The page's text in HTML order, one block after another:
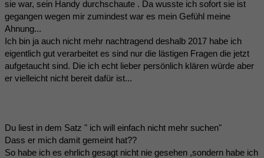
sie war, sein Handy durchschaute . Da wusste ich sofort sie ist
gegangen wegen mir zumindest war es mein Gefühl meine
Ahnung...
Ich bin ja auch nicht mehr nachtragend deshalb 2017 habe ich
eigentlich gut verarbeitet es sind nur die lästigen Fragen die jetzt
aufgetaucht sind. Die ich echt lieber persönlich klären würde aber
er vielleicht nicht bereit dafür ist...
Du liest in dem Satz " ich will einfach nicht mehr suchen"
Dass er mich damit gemeint hat??
So habe ich es ehrlich gesagt nicht nie gesehen ,sondern habe ich